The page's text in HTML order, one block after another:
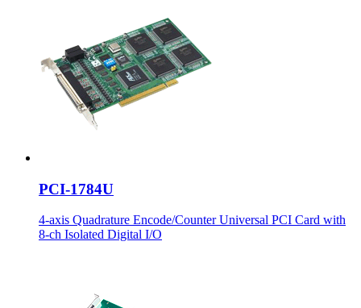
PCI-1784U
4-axis Quadrature Encode/Counter Universal PCI Card with
8-ch Isolated Digital I/O